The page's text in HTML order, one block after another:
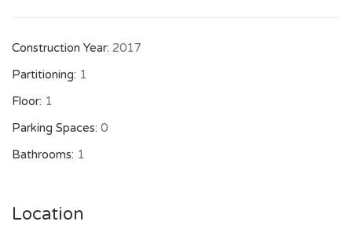
Construction Year: 2017
Partitioning: 1
Floor: 1
Parking Spaces: 0
Bathrooms: 1
Location